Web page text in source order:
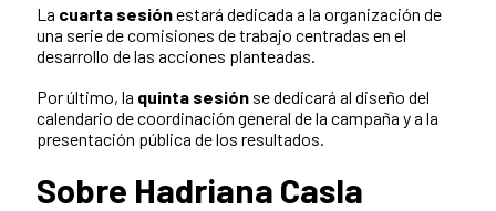
La cuarta sesiónestará dedicada a la organización de
una serie de comisiones de trabajo centradas en el
desarrollo de las acciones planteadas.
Por último, la quinta sesión se dedicará al diseño del
calendario de coordinación general de la campaña y a la
presentación pública de los resultados.
Sobre Hadriana Casla